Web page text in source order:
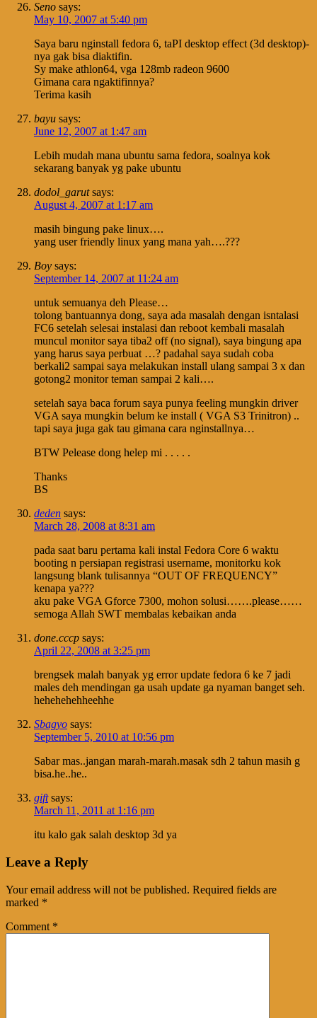
Seno says:
May 10, 2007 at 5:40 pm
Saya baru nginstall fedora 6, taPI desktop effect (3d desktop)-
nya gak bisa diaktifin.
Sy make athlon64, vga 128mb radeon 9600
Gimana cara ngaktifinnya?
Terima kasih
bayu says:
June 12, 2007 at 1:47 am
Lebih mudah mana ubuntu sama fedora, soalnya kok
sekarang banyak yg pake ubuntu
dodol_garut says:
August 4, 2007 at 1:17 am
masih bingung pake linux….
yang user friendly linux yang mana yah….???
Boy says:
September 14, 2007 at 11:24 am
untuk semuanya deh Please…
tolong bantuannya dong, saya ada masalah dengan isntalasi
FC6 setelah selesai instalasi dan reboot kembali masalah
muncul monitor saya tiba2 off (no signal), saya bingung apa
yang harus saya perbuat …? padahal saya sudah coba
berkali2 sampai saya melakukan install ulang sampai 3 x dan
gotong2 monitor teman sampai 2 kali….
setelah saya baca forum saya punya feeling mungkin driver
VGA saya mungkin belum ke install ( VGA S3 Trinitron) ..
tapi saya juga gak tau gimana cara nginstallnya…
BTW Pelease dong helep mi . . . . .
Thanks
BS
deden says:
March 28, 2008 at 8:31 am
pada saat baru pertama kali instal Fedora Core 6 waktu
booting n persiapan registrasi username, monitorku kok
langsung blank tulisannya “OUT OF FREQUENCY”
kenapa ya???
aku pake VGA Gforce 7300, mohon solusi…….please……
semoga Allah SWT membalas kebaikan anda
done.cccp says:
April 22, 2008 at 3:25 pm
brengsek malah banyak yg error update fedora 6 ke 7 jadi
males deh mendingan ga usah update ga nyaman banget seh.
hehehehehheehhe
Sbagyo says:
September 5, 2010 at 10:56 pm
Sabar mas..jangan marah-marah.masak sdh 2 tahun masih g
bisa.he..he..
gift says:
March 11, 2011 at 1:16 pm
itu kalo gak salah desktop 3d ya
Leave a Reply
Your email address will not be published. Required fields are
marked *
Comment *